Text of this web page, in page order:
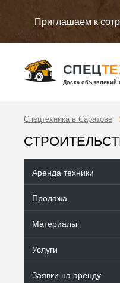
Приглашаем к
СПЕЦ
Доска объявлений
Спецтехника в Саратове
Аренда техники
Продажа
Материалы
Услуги
Заявки на аренду